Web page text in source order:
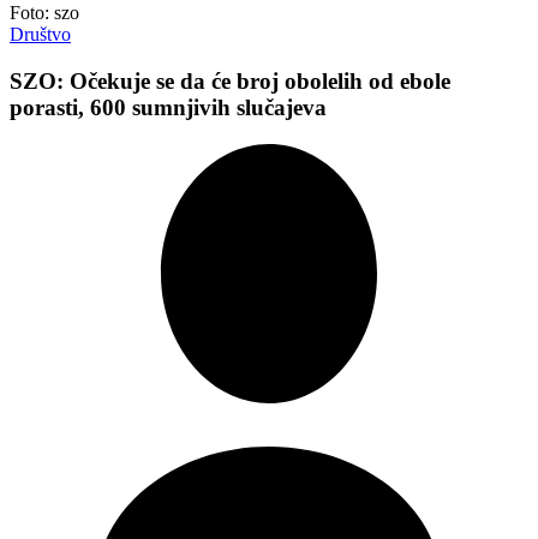
Foto: szo
Društvo
SZO: Očekuje se da će broj obolelih od ebole
porasti, 600 sumnjivih slučajeva